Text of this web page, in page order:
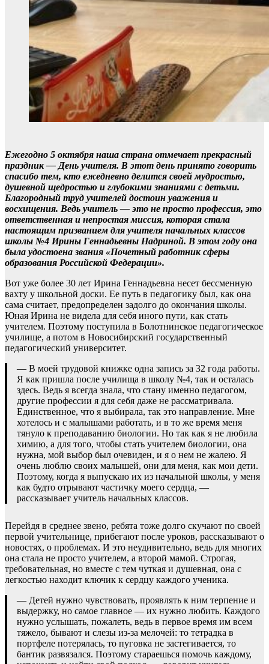
Ежегодно 5 октября наша страна отмечает прекрасный
праздник — День учителя. В этот день принято говорить
спасибо тем, кто ежедневно делится своей мудростью,
душевной щедростью и глубокими знаниями с детьми.
Благородный труд учителей достоин уважения и
восхищения. Ведь учитель — это не просто профессия, это
ответственная и непростая миссия, которая стала
настоящим призванием для учителя начальных классов
школы №4 Ирины Геннадьевны Надриной. В этом году она
была удостоена звания «Почетный работник сферы
образования Российской Федерации».
Вот уже более 30 лет Ирина Геннадьевна несет бессменную
вахту у школьной доски. Ее путь в педагогику был, как она
сама считает, предопределен задолго до окончания школы.
Юная Ирина не видела для себя иного пути, как стать
учителем. Поэтому поступила в Болотнинское педагогическое
училище, а потом в Новосибирский государственный
педагогический университет.
— В моей трудовой книжке одна запись за 32 года работы.
Я как пришла после училища в школу №4, так и осталась
здесь. Ведь я всегда знала, что стану именно педагогом,
другие профессии я для себя даже не рассматривала.
Единственное, что я выбирала, так это направление. Мне
хотелось и с малышами работать, и в то же время меня
тянуло к преподаванию биологии. Но так как я не любила
химию, а для того, чтобы стать учителем биологии, она
нужна, мой выбор был очевиден, и я о нем не жалею. Я
очень люблю своих малышей, они для меня, как мои дети.
Поэтому, когда я выпускаю их из начальной школы, у меня
как будто отрывают частичку моего сердца, —
рассказывает учитель начальных классов.
Перейдя в среднее звено, ребята тоже долго скучают по своей
первой учительнице, прибегают после уроков, рассказывают о
новостях, о проблемах. И это неудивительно, ведь для многих
она стала не просто учителем, а второй мамой. Строгая,
требовательная, но вместе с тем чуткая и душевная, она с
легкостью находит ключик к сердцу каждого ученика.
— Детей нужно чувствовать, проявлять к ним терпение и
выдержку, но самое главное — их нужно любить. Каждого
нужно услышать, пожалеть, ведь в первое время им всем
тяжело, бывают и слезы из-за мелочей: то тетрадка в
портфеле потерялась, то пуговка не застегивается, то
бантик развязался. Поэтому стараешься помочь каждому,